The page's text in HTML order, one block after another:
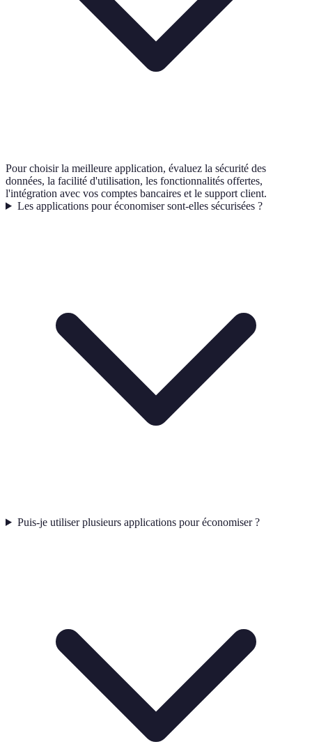
Pour choisir la meilleure application, évaluez la sécurité des
données, la facilité d'utilisation, les fonctionnalités offertes,
l'intégration avec vos comptes bancaires et le support client.
Les applications pour économiser sont-elles sécurisées ?
Puis-je utiliser plusieurs applications pour économiser ?